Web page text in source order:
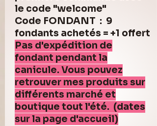
le code "welcome"
Code FONDANT : 9
fondants achetés = +1 offert
Pas d'expédition de
fondant pendant la
canicule. Vous pouvez
retrouver mes produits sur
différents marché et
boutique tout l'été. (dates
sur la page d'accueil)